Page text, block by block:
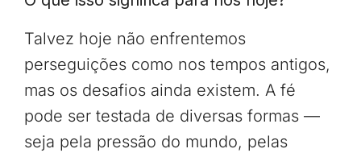
Talvez hoje não enfrentemos
perseguições como nos tempos antigos,
mas os desafios ainda existem. A fé
pode ser testada de diversas formas —
seja pela pressão do mundo, pelas